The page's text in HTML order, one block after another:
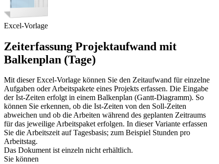
Excel-Vorlage
Zeiterfassung Projektaufwand mit
Balkenplan (Tage)
Mit dieser Excel-Vorlage können Sie den Zeitaufwand für einzelne
Aufgaben oder Arbeitspakete eines Projekts erfassen. Die Eingabe
der Ist-Zeiten erfolgt in einem Balkenplan (Gantt-Diagramm). So
können Sie erkennen, ob die Ist-Zeiten von den Soll-Zeiten
abweichen und ob die Arbeiten während des geplanten Zeitraums
für das jeweilige Arbeitspaket erfolgen. In dieser Variante erfassen
Sie die Arbeitszeit auf Tagesbasis; zum Beispiel Stunden pro
Arbeitstag.
Das Dokument ist einzeln nicht erhältlich.
Sie können